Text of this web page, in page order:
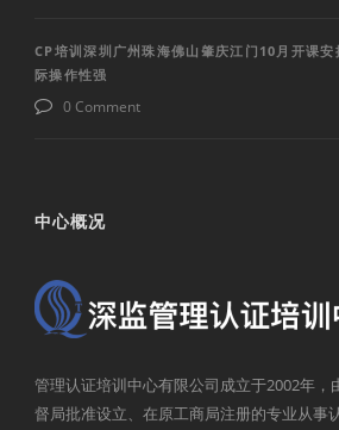
CP培训深圳广州珠海佛山肇庆江门10月开课
际操作性强
0 Comment
中心概况
管理认证培训中心有限公司成立于2002年，
督局批准设立、在原工商局注册的专业从事